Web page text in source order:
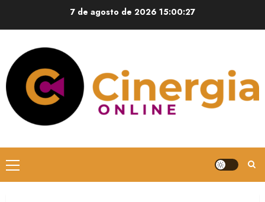
7 de agosto de 2026 15:00:28